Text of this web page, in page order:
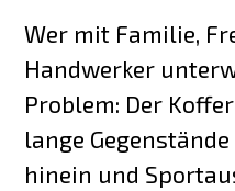
Wer mit Familie,
Handwerker
Problem: Der
lange
hinein und